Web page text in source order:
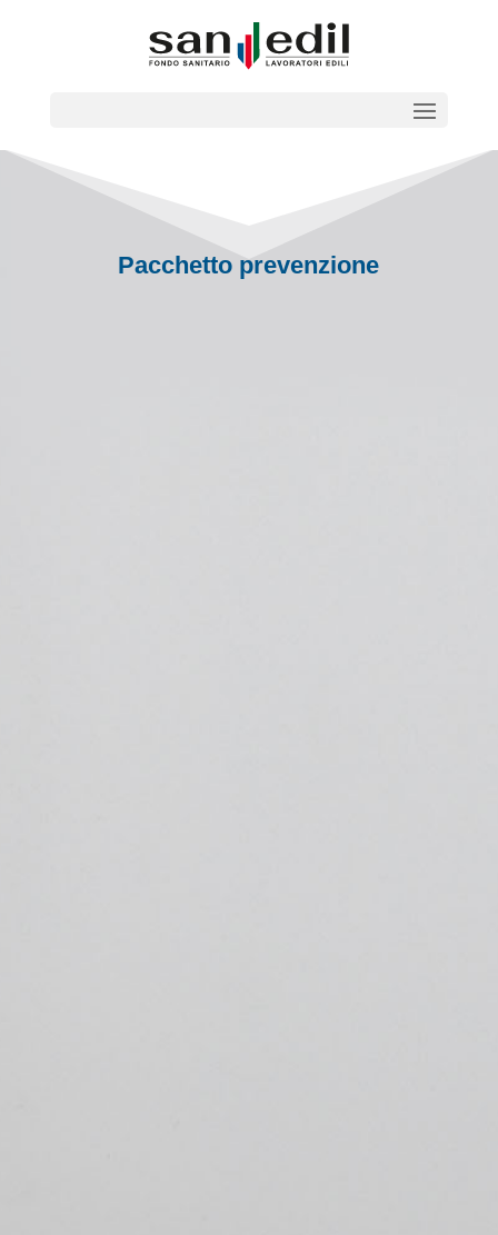
Pacchetto prevenzione